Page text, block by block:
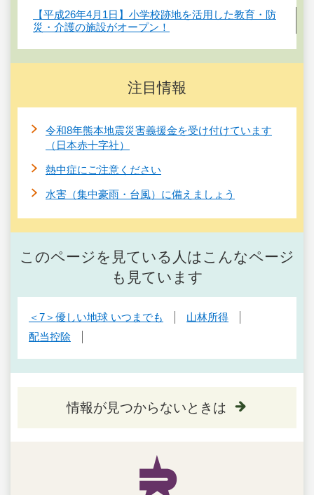
【平成26年4月1日】小学校跡地を活用した教育・防
災・介護の施設がオープン！
注目情報
令和8年熊本地震災害義援金を受け付けています
（日本赤十字社）
熱中症にご注意ください
水害（集中豪雨・台風）に備えましょう
このページを見ている人はこんなページ
も見ています
＜7＞優しい地球 いつまでも
山林所得
配当控除
情報が見つからないときは